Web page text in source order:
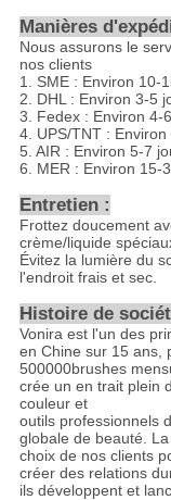
Manières
Nous assurons le
nos clients
1. SME : Environ 10-
2. DHL : Environ 3-5
3. Fedex : Environ 4-
4. UPS/TNT :
5. AIR : Environ 5-7
6. MER : Environ 15-
Entretien :
Frottez doucement
crème/liquide
Évitez la lumière du
l'endroit frais et sec.
Histoire de
Vonira est l'un des
en Chine sur 15 ans,
500000brushes
crée un en trait plein
couleur et
outils professionnels
globale de beauté.
choix de nos clients
créer des relations
ils développent et